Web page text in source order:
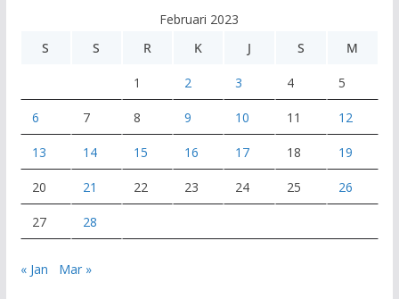
Februari 2023
S
S R K J S M
1 2 3 4 5
6 7 8 9 10 11 12
13 14 15 16 17 18 19
20 21 22 23 24 25 26
27 28
« Jan Mar »